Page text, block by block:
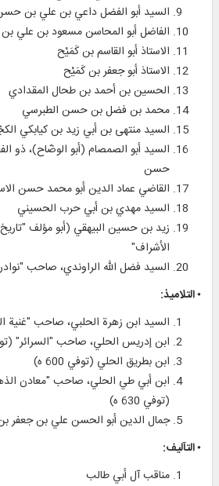
السيد أبو الفضل داعي بن علي بن
الفاضل أبو المحاسن مسعود بن علي
الاستاذ أبو القاسم بن كَمَيْح
الاستاذ أبو جعفر بن كَمَيْح
الحسين بن أحمد بن طحال المقدادي
محمد بن فضل بن حسن الطبرسي
السيد منتهى بن أبي زيد بن كيابكي
السيد أبو الصمصام (أبو الوضّاح)، ذو
حسن
القاضي عماد الدين أبو محمد حسن
السيد مهدي بن أبي حرب الحسيني
زيد بن حسين البيهقي (أبو مؤلف
الأشراف"
السيد فضل الله الراوندي، صاحب "نوادر"
• التلاميذ:
السيد ابن زهرة الحلبي، صاحب "غنية
ابن إدريس الحلي، صاحب "السرائر" (توفي
ابن بطريق الحلي (توفي 600 ه)
ابن أبي طي الحلي، صاحب "معادن
(توفي 630 ه)
جمال الدين أبو الحسن علي بن جعفر
• التآليف:
مناقب آل أبي طالب